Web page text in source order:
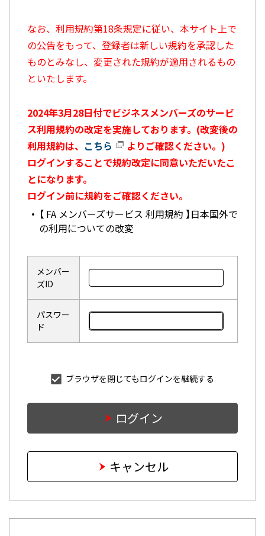
なお、利用規約第18条規定に従い、本サイト上で
の公告をもって、登録者は新しい規約を承認した
ものとみなし、変更された規約が適用されるもの
といたします。
2024年3月28日付でビジネスメンバーズのサービ
ス利用規約の改定を実施しております。(改変後の
利用規約は、 こちら
よりご確認ください。)
ログインすることで規約改定に同意いただいたこ
とになります。
ログイン前に規約をご確認ください。
【 FA メンバーズサービス 利用規約 】日本国外で
の利用についての改変
メンバー
ズID
パスワー
ド
ブラウザを閉じてもログインを継続する
ログイン
キャンセル